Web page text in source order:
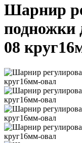
Шарнир
подножки
08